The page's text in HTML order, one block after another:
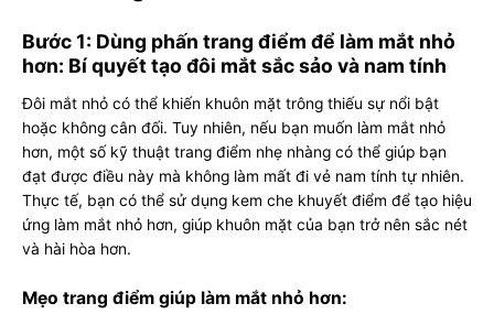
Bước 1: Dùng phấn trang điểm để làm mắt nhỏ
hơn: Bí quyết tạo đôi mắt sắc sảo và nam tính
Đôi mắt nhỏ có thể khiến khuôn mặt trông thiếu sự nổi bật
hoặc không cân đối. Tuy nhiên, nếu bạn muốn làm mắt nhỏ
hơn, một số kỹ thuật trang điểm nhẹ nhàng có thể giúp bạn
đạt được điều này mà không làm mất đi vẻ nam tính tự nhiên.
Thực tế, bạn có thể sử dụng kem che khuyết điểm để tạo hiệu
ứng làm mắt nhỏ hơn, giúp khuôn mặt của bạn trở nên sắc nét
và hài hòa hơn.
Mẹo trang điểm giúp làm mắt nhỏ hơn: